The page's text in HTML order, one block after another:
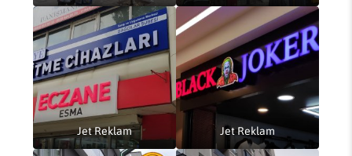
Jet Reklam Jet Reklam